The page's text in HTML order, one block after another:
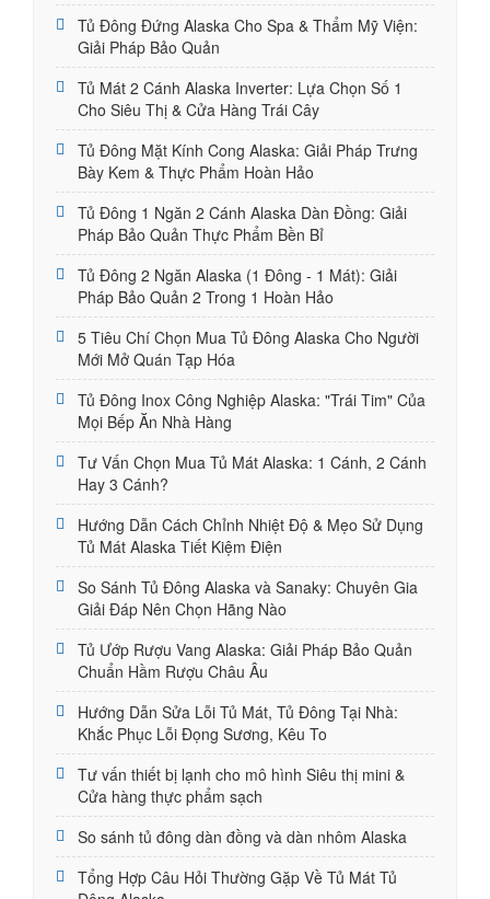
Tủ Đông Đứng Alaska Cho Spa & Thẩm Mỹ Viện:
Giải Pháp Bảo Quản
Tủ Mát 2 Cánh Alaska Inverter: Lựa Chọn Số 1
Cho Siêu Thị & Cửa Hàng Trái Cây
Tủ Đông Mặt Kính Cong Alaska: Giải Pháp Trưng
Bày Kem & Thực Phẩm Hoàn Hảo
Tủ Đông 1 Ngăn 2 Cánh Alaska Dàn Đồng: Giải
Pháp Bảo Quản Thực Phẩm Bền Bỉ
Tủ Đông 2 Ngăn Alaska (1 Đông - 1 Mát): Giải
Pháp Bảo Quản 2 Trong 1 Hoàn Hảo
5 Tiêu Chí Chọn Mua Tủ Đông Alaska Cho Người
Mới Mở Quán Tạp Hóa
Tủ Đông Inox Công Nghiệp Alaska: "Trái Tim" Của
Mọi Bếp Ăn Nhà Hàng
Tư Vấn Chọn Mua Tủ Mát Alaska: 1 Cánh, 2 Cánh
Hay 3 Cánh?
Hướng Dẫn Cách Chỉnh Nhiệt Độ & Mẹo Sử Dụng
Tủ Mát Alaska Tiết Kiệm Điện
So Sánh Tủ Đông Alaska và Sanaky: Chuyên Gia
Giải Đáp Nên Chọn Hãng Nào
Tủ Ướp Rượu Vang Alaska: Giải Pháp Bảo Quản
Chuẩn Hầm Rượu Châu Âu
Hướng Dẫn Sửa Lỗi Tủ Mát, Tủ Đông Tại Nhà:
Khắc Phục Lỗi Đọng Sương, Kêu To
Tư vấn thiết bị lạnh cho mô hình Siêu thị mini &
Cửa hàng thực phẩm sạch
So sánh tủ đông dàn đồng và dàn nhôm Alaska
Tổng Hợp Câu Hỏi Thường Gặp Về Tủ Mát Tủ